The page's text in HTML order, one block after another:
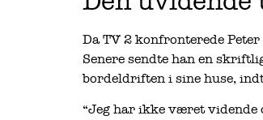
Da TV 2 konfronterede
Senere sendte han en
bordeldriften i sine huse,
“Jeg har ikke været vidende